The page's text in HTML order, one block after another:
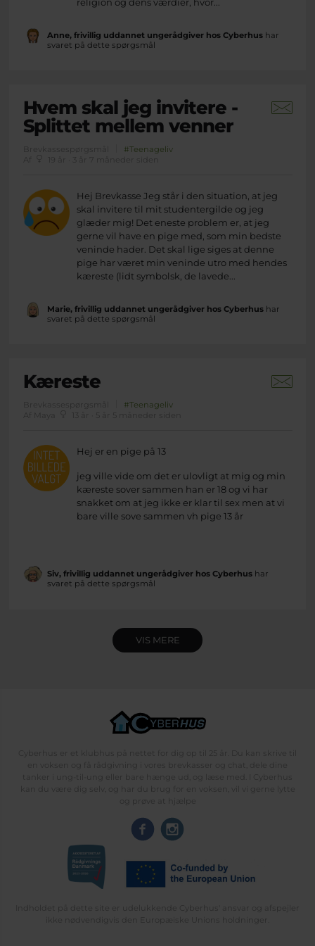
Anne, frivillig uddannet ungerådgiver hos Cyberhushar
svaret på dette spørgsmål
Hvem skal jeg invitere -
Splittet mellem venner
Brevkassespørgsmål
#Teenageliv
Af
Hej Brevkasse Jeg står i den situation, at jeg
skal invitere til mit studentergilde og jeg
glæder mig! Det eneste problem er, at jeg
gerne vil have en pige med, som min bedste
veninde hader. Det skal lige siges at denne
pige har været min veninde utro med hendes
kæreste (lidt symbolsk, de lavede...
Marie, frivillig uddannet ungerådgiver hos Cyberhushar
svaret på dette spørgsmål
Kæreste
Brevkassespørgsmål
#Teenageliv
Af Maya
13 år · 5 år 5 måneder siden
Hej er en pige på 13
jeg ville vide om det er ulovligt at mig og min
kæreste sover sammen han er 18 og vi har
snakket om at jeg ikke er klar til sex men at vi
bare ville sove sammen vh pige 13 år
Siv, frivillig uddannet ungerådgiver hos Cyberhushar
svaret på dette spørgsmål
VIS MERE
Cyberhus er et klubhus på nettet for dig op til 25 år. Du kan skrive til
en voksen og få rådgivning i vores brevkasser og chat, dele dine
tanker i ung-til-ung eller bare hænge ud, og læse med. I Cyberhus
kan du være dig selv, og har du brug for en voksen, vil vi gerne lytte
og prøve at hjælpe
Indholdet på dette site er udelukkende Cyberhus' ansvar og afspejler
ikke nødvendigvis den Europæiske Unions holdninger.